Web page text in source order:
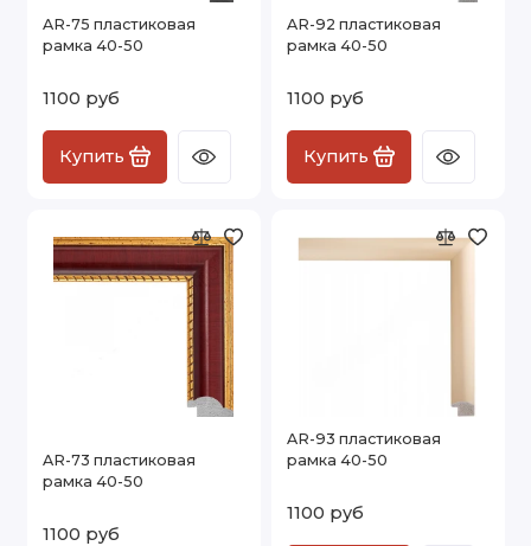
AR-75 пластиковая
рамка 40-50
1100 руб
Купить
AR-92 пластиковая
рамка 40-50
1100 руб
Купить
AR-73 пластиковая
рамка 40-50
1100 руб
AR-93 пластиковая
рамка 40-50
1100 руб